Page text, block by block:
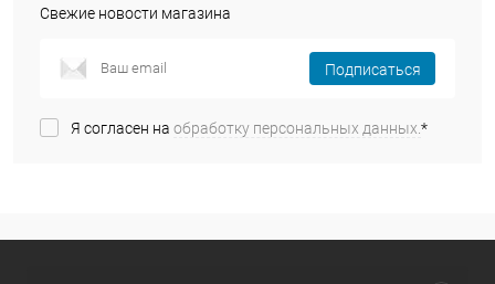
Свежие новости магазина
Подписаться
Я согласен на обработку персональных данных.*